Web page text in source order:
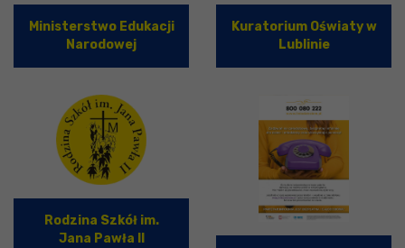
Ministerstwo Edukacji
Narodowej
Kuratorium Oświaty w
Lublinie
Rodzina Szkół im.
Jana Pawła II